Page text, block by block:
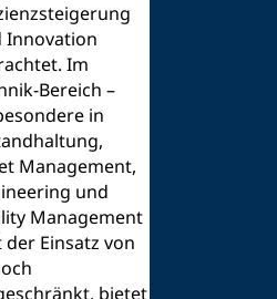
Innovation
Im
Bereich –
in
Management,
und
Management
der Einsatz von
bietet